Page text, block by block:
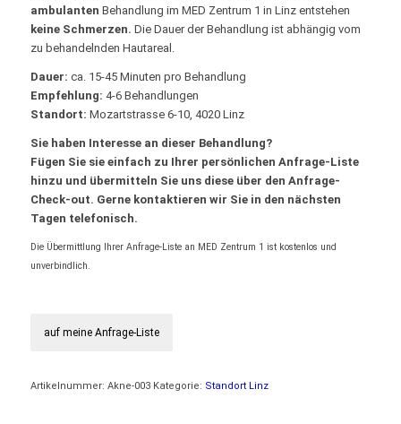
ambulanten Behandlung im MED Zentrum 1 in Linz entstehen
keine Schmerzen. Die Dauer der Behandlung ist abhängig vom
zu behandelnden Hautareal.
Dauer: ca. 15-45 Minuten pro Behandlung
Empfehlung: 4-6 Behandlungen
Standort: Mozartstrasse 6-10, 4020 Linz
Sie haben Interesse an dieser Behandlung?
Fügen Sie sie einfach zu Ihrer persönlichen Anfrage-Liste
hinzu und übermitteln Sie uns diese über den Anfrage-
Check-out. Gerne kontaktieren wir Sie in den nächsten
Tagen telefonisch.
Die Übermittlung Ihrer Anfrage-Liste an MED Zentrum 1 ist kostenlos und
unverbindlich.
auf meine Anfrage-Liste
Artikelnummer: Akne-003 Kategorie: Standort Linz